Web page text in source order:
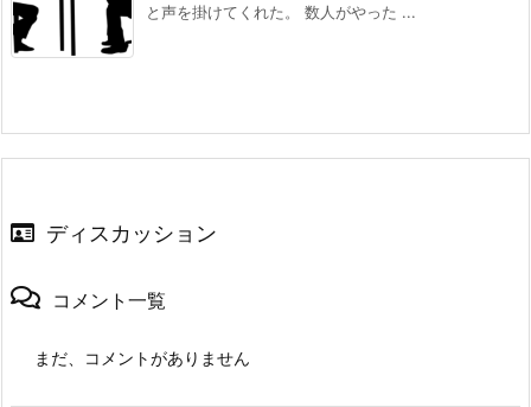
と声を掛けてくれた。 数人がやった ...
ディスカッション
コメント一覧
まだ、コメントがありません